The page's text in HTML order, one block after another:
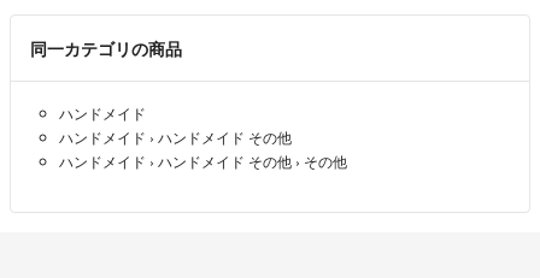
※出荷予定日はあくまで目安となります。様々な要因により印刷不良とな
り再印刷を行う場合もございます。そのため、ご注文やご入稿は時間に余
裕をもってお願いいたします。
#名刺 #横型
c．大きな版ズレなど明らかな印刷不良
お問い合わせいただいた際、確認のために写真をお送りいただくようお
お送りいただいた情報、弊社にてお預かりしているお客様サンプルを元
に確認の上、対応いたします。
尚、以下のものにつきましては再印刷対応不可の場合もございますので
同一カテゴリの商品
ハンドメイド
ハンドメイド › ハンドメイド その他
ハンドメイド › ハンドメイド その他 › その他